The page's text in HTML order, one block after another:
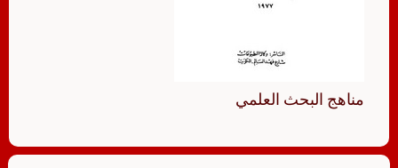
مناهج البحث العلمي